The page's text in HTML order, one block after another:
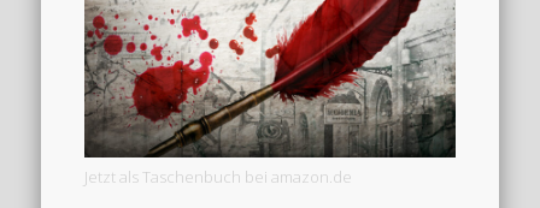
Jetzt als Taschenbuch bei amazon.de